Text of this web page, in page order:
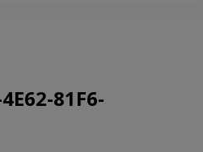
81F6-